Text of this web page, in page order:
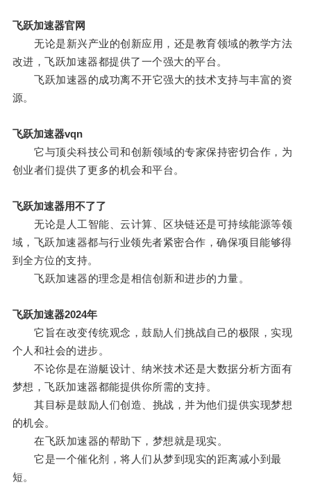
飞跃加速器官网
无论是新兴产业的创新应用，还是教育领域的教学方法
改进，飞跃加速器都提供了一个强大的平台。
飞跃加速器的成功离不开它强大的技术支持与丰富的资
源。
飞跃加速器vqn
它与顶尖科技公司和创新领域的专家保持密切合作，为
创业者们提供了更多的机会和平台。
飞跃加速器用不了了
无论是人工智能、云计算、区块链还是可持续能源等领
域，飞跃加速器都与行业领先者紧密合作，确保项目能够得
到全方位的支持。
飞跃加速器的理念是相信创新和进步的力量。
飞跃加速器2024年
它旨在改变传统观念，鼓励人们挑战自己的极限，实现
个人和社会的进步。
不论你是在游艇设计、纳米技术还是大数据分析方面有
梦想，飞跃加速器都能提供你所需的支持。
其目标是鼓励人们创造、挑战，并为他们提供实现梦想
的机会。
在飞跃加速器的帮助下，梦想就是现实。
它是一个催化剂，将人们从梦到现实的距离减小到最
短。